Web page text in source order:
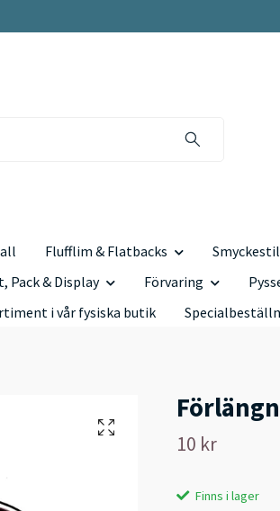
Flufflim & Flatbacks
Pack & Display Förvaring
i vår fysiska butik
10 kr
Finns i lager